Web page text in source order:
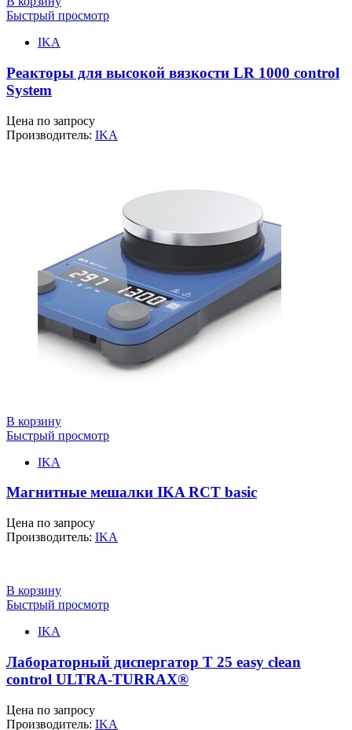
Быстрый просмотр
IKA
Реакторы для высокой вязкости LR 1000 control
System
Цена по запросу
Производитель: IKA
В корзину
Быстрый просмотр
IKA
Магнитные мешалки IKA RCT basic
Цена по запросу
Производитель: IKA
В корзину
Быстрый просмотр
IKA
Лабораторный диспергатор T 25 easy clean
control ULTRA-TURRAX®
Цена по запросу
Производитель: IKA